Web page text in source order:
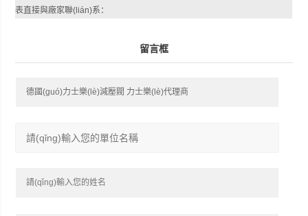
表直接與廠家聯(lián)系：
留言框